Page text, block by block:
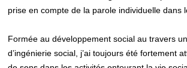
prise en compte de la parole individuelle dans
Formée au développement social au travers
d’ingénierie social, j’ai toujours été fortement